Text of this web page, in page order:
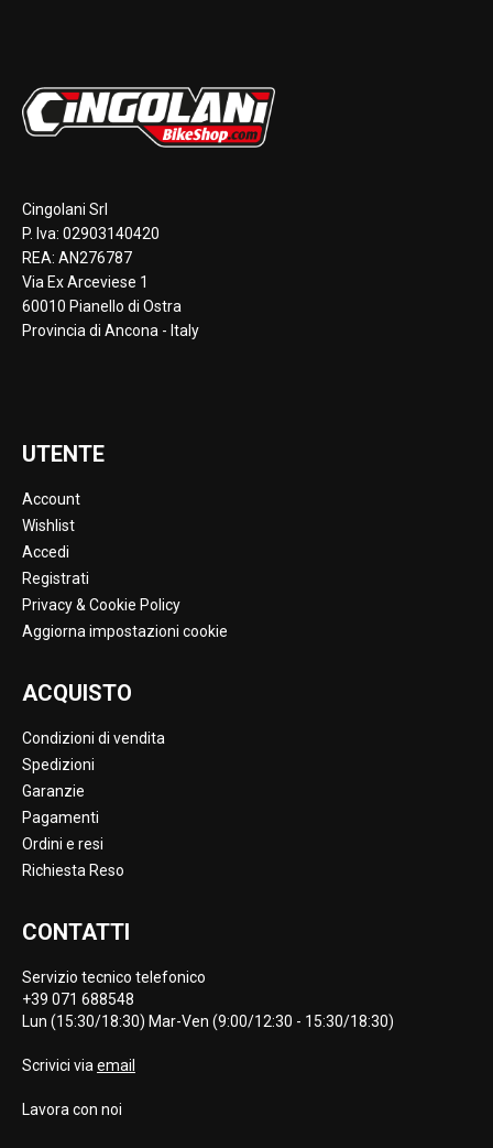
Cingolani Srl
P. Iva: 02903140420
REA: AN276787
Via Ex Arceviese 1
60010 Pianello di Ostra
Provincia di Ancona - Italy
UTENTE
Account
Wishlist
Accedi
Registrati
Privacy & Cookie Policy
Aggiorna impostazioni cookie
ACQUISTO
Condizioni di vendita
Spedizioni
Garanzie
Pagamenti
Ordini e resi
Richiesta Reso
CONTATTI
Servizio tecnico telefonico
+39 071 688548
Lun (15:30/18:30) Mar-Ven (9:00/12:30 - 15:30/18:30)
Scrivici via email
Lavora con noi